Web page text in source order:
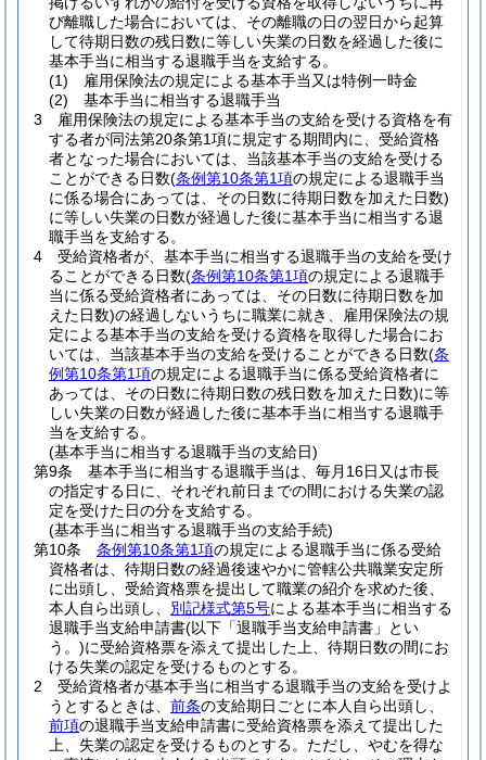
び離職した場合においては、その離職の日の翌日から起算
して待期日数の残日数に等しい失業の日数を経過した後に
基本手当に相当する退職手当を支給する。
(1)
雇用保険法の規定による基本手当又は特例一時金
(2)
基本手当に相当する退職手当
3
雇用保険法の規定による基本手当の支給を受ける資格を有
する者が同法第20条第1項に規定する期間内に、受給資格
者となった場合においては、当該基本手当の支給を受ける
ことができる日数(条例第10条第1項の規定による退職手当
に係る場合にあっては、その日数に待期日数を加えた日数)
に等しい失業の日数が経過した後に基本手当に相当する退
職手当を支給する。
4
受給資格者が、基本手当に相当する退職手当の支給を受け
ることができる日数(条例第10条第1項の規定による退職手
当に係る受給資格者にあっては、その日数に待期日数を加
えた日数)の経過しないうちに職業に就き、雇用保険法の規
定による基本手当の支給を受ける資格を取得した場合にお
いては、当該基本手当の支給を受けることができる日数(条
例第10条第1項の規定による退職手当に係る受給資格者に
あっては、その日数に待期日数の残日数を加えた日数)に等
しい失業の日数が経過した後に基本手当に相当する退職手
当を支給する。
(基本手当に相当する退職手当の支給日)
第9条
基本手当に相当する退職手当は、毎月16日又は市長
の指定する日に、それぞれ前日までの間における失業の認
定を受けた日の分を支給する。
(基本手当に相当する退職手当の支給手続)
第10条
条例第10条第1項の規定による退職手当に係る受給
資格者は、待期日数の経過後速やかに管轄公共職業安定所
に出頭し、受給資格票を提出して職業の紹介を求めた後、
本人自ら出頭し、 別記様式第5号による基本手当に相当する
退職手当支給申請書(以下「退職手当支給申請書」とい
う。)に受給資格票を添えて提出した上、待期日数の間にお
ける失業の認定を受けるものとする。
2
受給資格者が基本手当に相当する退職手当の支給を受けよ
うとするときは、 前条の支給期日ごとに本人自ら出頭し、
前項の退職手当支給申請書に受給資格票を添えて提出した
上、失業の認定を受けるものとする。 ただし、やむを得な